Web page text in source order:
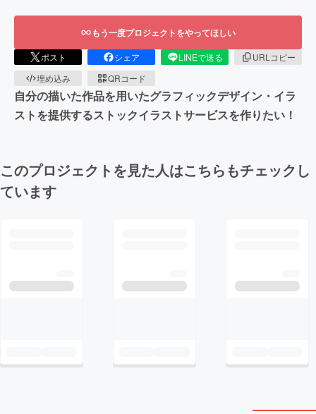
もう一度プロジェクトをやってほしい
ポスト シェア LINEで送る
URLコピー
埋め込み
QRコード
自分の描いた作品を用いたグラフィックデザイン・イラ
ストを提供するストックイラストサービスを作りたい！
このプロジェクトを見た人はこちらもチェックし
ています